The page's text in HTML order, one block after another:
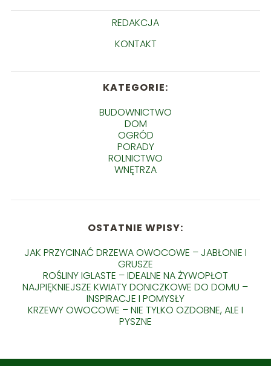
REDAKCJA
KONTAKT
KATEGORIE:
BUDOWNICTWO
DOM
OGRÓD
PORADY
ROLNICTWO
WNĘTRZA
OSTATNIE WPISY:
JAK PRZYCINAĆ DRZEWA OWOCOWE – JABŁONIE I
GRUSZE
ROŚLINY IGLASTE – IDEALNE NA ŻYWOPŁOT
NAJPIĘKNIEJSZE KWIATY DONICZKOWE DO DOMU –
INSPIRACJE I POMYSŁY
KRZEWY OWOCOWE – NIE TYLKO OZDOBNE, ALE I
PYSZNE